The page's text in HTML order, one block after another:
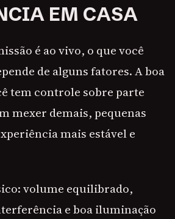
EM CASA
é ao vivo, o que você
de alguns fatores. A boa
tem controle sobre parte
mexer demais, pequenas
mais estável e
volume equilibrado,
e boa iluminação